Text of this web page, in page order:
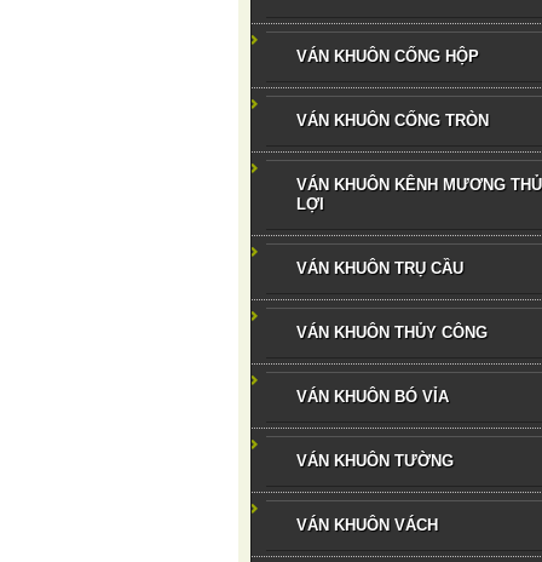
VÁN KHUÔN CỐNG HỘP
VÁN KHUÔN CỐNG TRÒN
VÁN KHUÔN KÊNH MƯƠNG
LỢI
VÁN KHUÔN TRỤ CẦU
VÁN KHUÔN THỦY CÔNG
VÁN KHUÔN BÓ VỈA
VÁN KHUÔN TƯỜNG
VÁN KHUÔN VÁCH